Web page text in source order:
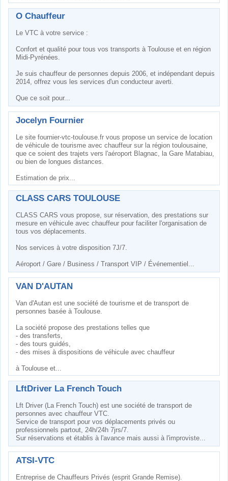
Ô Chauffeur
Le VTC à votre service :
Confort et qualité pour tous vos transports à Toulouse et en région
Midi-Pyrénées.
Je suis chauffeur de personnes depuis 2006, et indépendant depuis
2014, offrez vous les services d'un conducteur averti.
Que ce soit pour...
Jocelyn Fournier
Le site fournier-vtc-toulouse.fr vous propose un service de location
de véhicule de tourisme avec chauffeur sur la région toulousaine,
que ce soient des trajets vers l'aéroport Blagnac, la Gare Matabiau,
ou bien de longues distances.
Estimation de prix...
CLASS CARS TOULOUSE
CLASS CARS vous propose, sur réservation, des prestations sur
mesure en véhicule avec chauffeur pour faciliter l'organisation de
tous vos déplacements.
Nos services à votre disposition 7J/7.
Aéroport / Gare / Business / Transport VIP / Événementiel...
VAN D'AUTAN
Van d'Autan est une société de tourisme et de transport de
personnes basée à Toulouse.
La société propose des prestations telles que
- des transferts,
- des tours guidés,
- des mises à dispositions de véhicule avec chauffeur
à Toulouse et...
LftDriver La French Touch
Lft Driver (La French Touch) est une société de transport de
personnes avec chauffeur VTC.
Service de transport pour vos déplacements privés ou
professionnels partout, 24h/24h 7jrs/7.
Sur réservations et établis à l'avance mais aussi à l'improviste...
ATSI-VTC
Entreprise de Chauffeurs Privés (esprit Grande Remise).